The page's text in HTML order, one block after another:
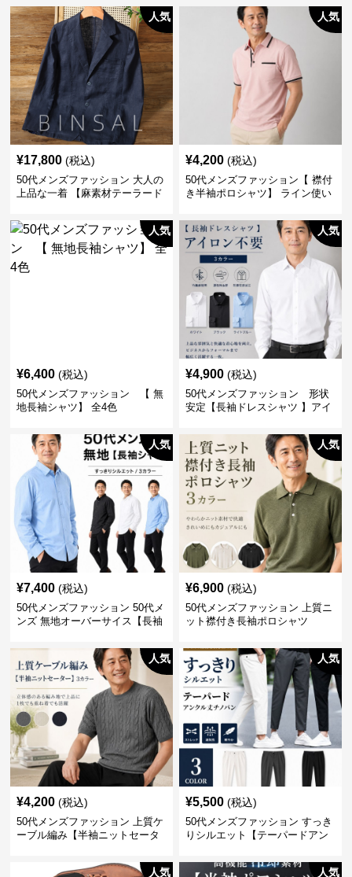
人気
¥17,800 (税込)
50代メンズファッション 大人の
上品な一着 【麻素材テーラード
人気
¥4,200 (税込)
50代メンズファッション【 襟付
き半袖ポロシャツ】 ライン使い
人気
¥6,400 (税込)
50代メンズファッション 【 無
地長袖シャツ】 全4色
人気
¥4,900 (税込)
50代メンズファッション 形状
安定【長袖ドレスシャツ 】アイ
人気
¥7,400 (税込)
50代メンズファッション 50代メ
ンズ 無地オーバーサイス【長袖
人気
¥6,900 (税込)
50代メンズファッション 上質ニ
ット襟付き長袖ポロシャツ
人気
¥4,200 (税込)
50代メンズファッション 上質ケ
ーブル編み【半袖ニットセータ
人気
¥5,500 (税込)
50代メンズファッション すっき
りシルエット【テーパードアン
人気 人気